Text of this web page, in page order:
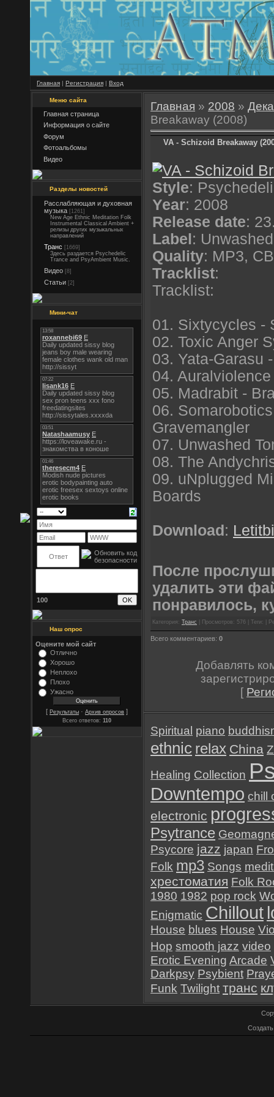
Главная | Регистрация | Вход
Меню сайта
Главная страница
Информация о сайте
Форум
Фотоальбомы
Видео
Разделы новостей
Расслабляющая и духовная
музыка [1261]
New Age Ethnic Meditation Folk
Instrumental Classical Ambient +
релизы других музыкальных
направлений
Транс [1669]
Здесь раздается Psychedelic
Trance and PsyAmbient Music.
Видео [8]
Статьи [2]
Мини-чат
100
Наш опрос
Оцените мой сайт
Отлично
Хорошо
Неплохо
Плохо
Ужасно
[ Результаты · Архив опросов ]
Всего ответов: 110
Главная » 2008 »
Breakaway (2008)
VA - Schizoid Breakaway
Style:
Year: 2008
Release date:
Label:
Quality: MP3,
Tracklist:
Tracklist:
01. Sixtycycles -
02. Toxic Anger
03. Yata-Garasu
04.
05. Madrabit -
06.
Gravemangler
07. Unwashed
08. The
09. uNplugged
Boards
Download:
После
удалить эти
понравилось,
Категория: Транс | Просмотров: 576 | Теги: |
Всего комментариев: 0
Добавлять
[
Spiritual piano
ethnic relax China
Healing Collection
Downtempo chill
electronic
Psytrance
Psycore jazz japan
Folk mp3 Songs
хрестоматия Folk
1980 1982 pop rock
Enigmatic Chillout
House blues House
Hop smooth jazz video
Erotic Evening Arcade
Darkpsy Psybient
Funk Twilight транс